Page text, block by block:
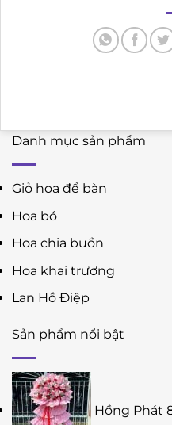
Danh mục sản phẩm
Giỏ hoa để bàn
Hoa bó
Hoa chia buồn
Hoa khai trương
Lan Hồ Điệp
Sản phẩm nổi bật
Hồng Phát